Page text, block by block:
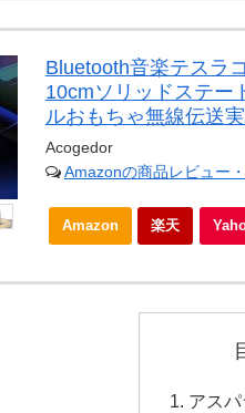
Bluetooth音楽テスラ
10cmソリッドステー
ルおもちゃ無線伝送
Acogedor
Amazonの商品レビュー
Amazon 楽天
アス